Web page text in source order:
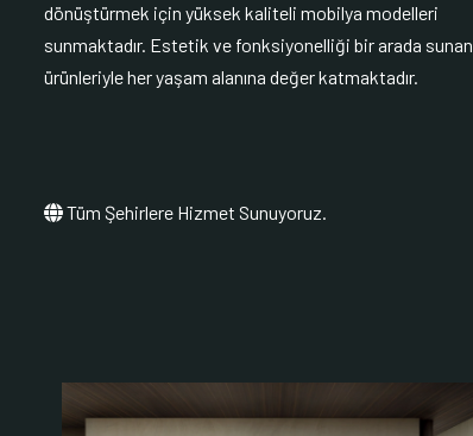
dönüştürmek için yüksek kaliteli mobilya modelleri
sunmaktadır. Estetik ve fonksiyonelliği bir arada sunan
ürünleriyle her yaşam alanına değer katmaktadır.
Tüm Şehirlere Hizmet Sunuyoruz.